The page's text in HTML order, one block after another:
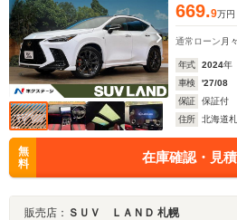
669.9万円
通常ローン 月々
年式 2024年
車検
'27/08
保証
保証付
住所
北海道
無
料
在庫確認・見
販売店： ＳＵＶ ＬＡＮＤ 札幌